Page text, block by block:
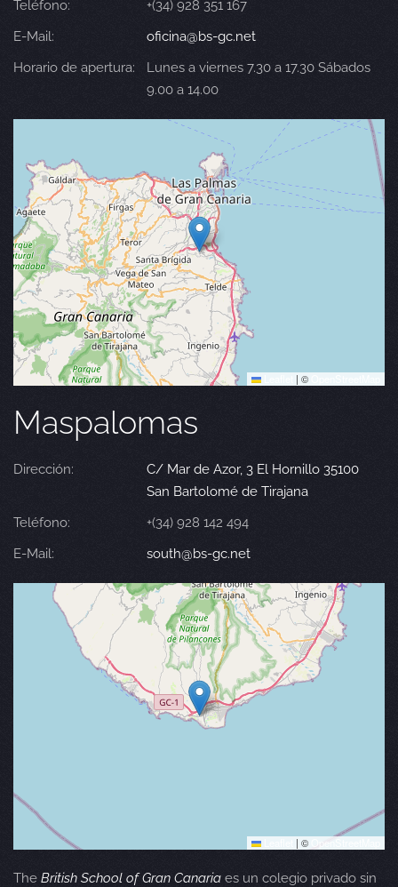
Teléfono:
+(34) 928 351 167
E-Mail:
oficina@bs-gc.net
Horario de apertura:
Lunes a viernes 7.30 a 17.30 Sábados
9.00 a 14.00
| ©
Maspalomas
Dirección:
C/ Mar de Azor, 3 El Hornillo 35100
San Bartolomé de Tirajana
Teléfono:
+(34) 928 142 494
E-Mail:
south@bs-gc.net
| © OpenStreetMap
The British School of Gran Canaria es un colegio privado sin